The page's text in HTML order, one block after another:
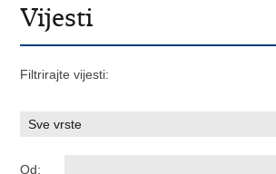
Vijesti
Filtrirajte vijesti:
Od: